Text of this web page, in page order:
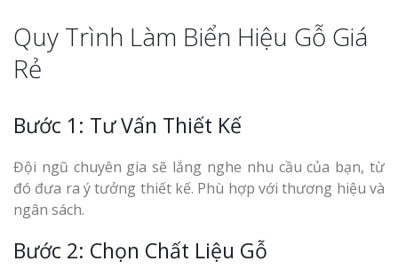
Quy Trình Làm Biển Hiệu Gỗ Giá
Rẻ
Bước 1: Tư Vấn Thiết Kế
Đội ngũ chuyên gia sẽ lắng nghe nhu cầu của bạn, từ
đó đưa ra ý tưởng thiết kế. Phù hợp với thương hiệu và
ngân sách.
Bước 2: Chọn Chất Liệu Gỗ